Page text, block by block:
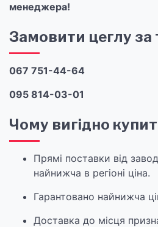
менеджера!
Замовити цеглу
067 751-44-64
095 814-03-01
Чому вигідно
Прямі поставки від
найнижча в регіоні ціна.
Гарантовано найнижча
Доставка до місця